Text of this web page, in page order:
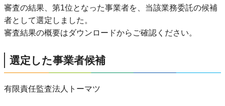
審査の結果、第1位となった事業者を、当該業務委託の候補
者として選定しました。
審査結果の概要はダウンロードからご確認ください。
選定した事業者候補
有限責任監査法人トーマツ